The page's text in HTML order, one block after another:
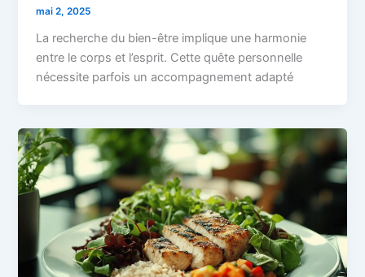
mai 2, 2025
La recherche du bien-être implique une harmonie
entre le corps et l’esprit. Cette quête personnelle
nécessite parfois un accompagnement adapté